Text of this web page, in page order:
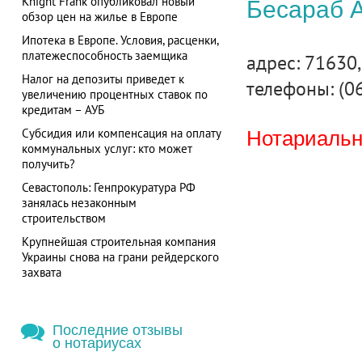
обзор цен на жилье в Европе
Ипотека в Европе. Условия, расценки,
платежеспособность заемщика
Налог на депозиты приведет к
увеличению процентных ставок по
кредитам – АУБ
Субсидия или компенсация на оплату
коммунальных услуг: кто может
получить?
Севастополь: Генпрокуратура РФ
занялась незаконным
строительством
Крупнейшая строительная компания
Украины снова на грани рейдерского
захвата
Последние отзывы
о нотариусах
Бесараб
адрес:
телефоны: